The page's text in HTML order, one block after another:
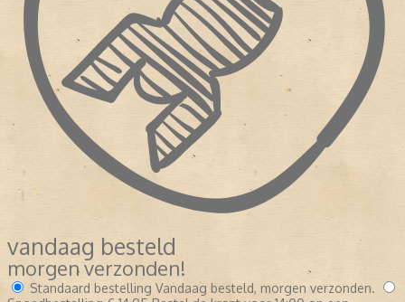
vandaag besteld
morgen verzonden!
Standaard bestelling Vandaag besteld, morgen verzonden.